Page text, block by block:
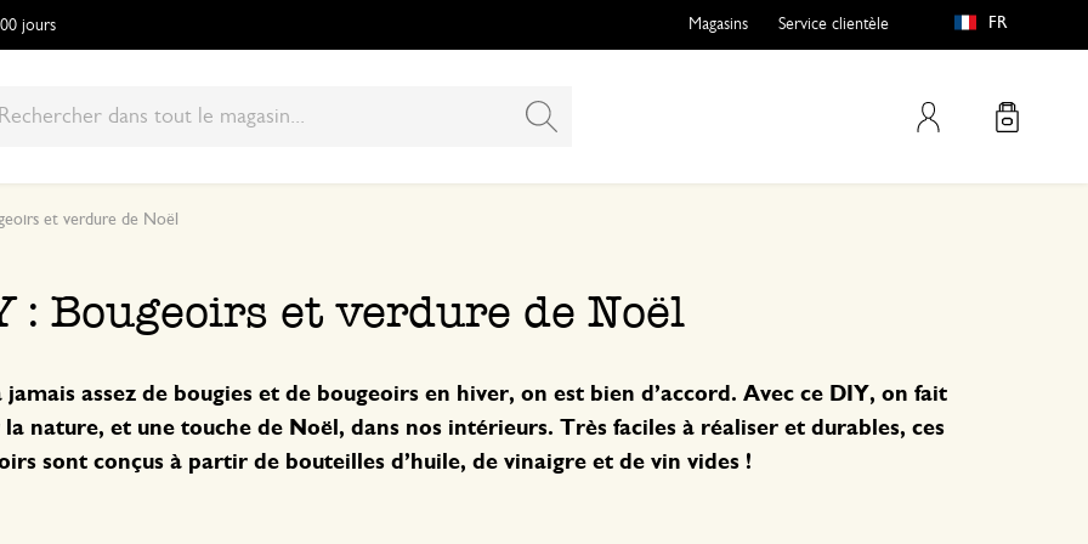
jours
Mon compte
Magasins Service clientèle FR
et verdure de Noël
: Bougeoirs et verdure de Noël
jamais assez de bougies et de bougeoirs en hiver, on est bien d’accord. Avec ce DIY, on fait
nature, et une touche de Noël, dans nos intérieurs. Très faciles à réaliser et durables, ces
sont conçus à partir de bouteilles d’huile, de vinaigre et de vin vides !